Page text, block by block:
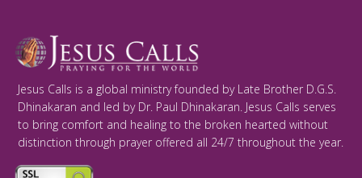
Jesus Calls is a global ministry founded by Late Brother D.G.S.
Dhinakaran and led by Dr. Paul Dhinakaran. Jesus Calls serves
to bring comfort and healing to the broken hearted without
distinction through prayer offered all 24/7 throughout the year.